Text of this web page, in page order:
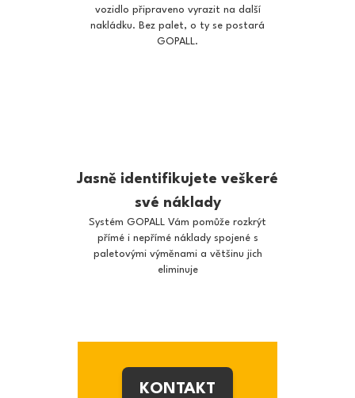
vozidlo připraveno vyrazit na další
nakládku. Bez palet, o ty se postará
GOPALL.
Jasně identifikujete veškeré
své náklady
Systém GOPALL Vám pomůže rozkrýt
přímé i nepřímé náklady spojené s
paletovými výměnami a většinu jich
eliminuje
KONTAKT